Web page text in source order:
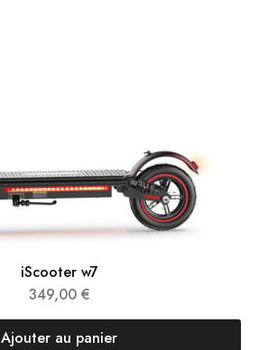
iScooter w7
349,00 €
Ajouter au panier